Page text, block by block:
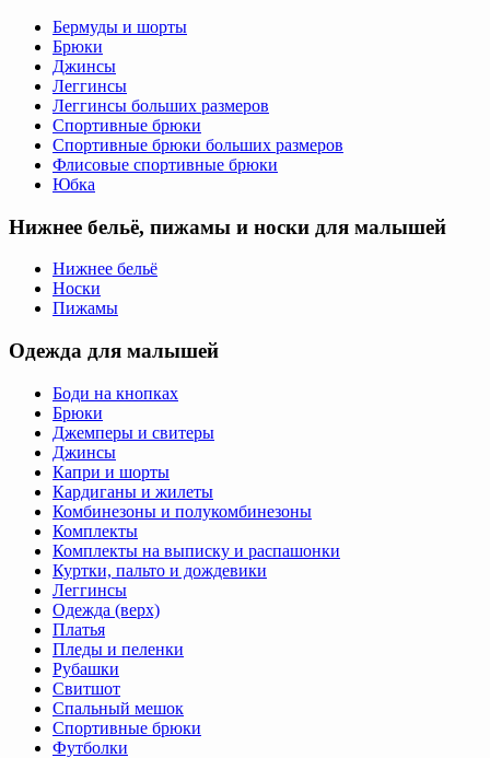
Бермуды и шорты
Брюки
Джинсы
Леггинсы
Леггинсы больших размеров
Спортивные брюки
Спортивные брюки больших размеров
Флисовые спортивные брюки
Юбка
Нижнее бельё, пижамы и носки для малышей
Нижнее бельё
Носки
Пижамы
Одежда для малышей
Боди на кнопках
Брюки
Джемперы и свитеры
Джинсы
Капри и шорты
Кардиганы и жилеты
Комбинезоны и полукомбинезоны
Комплекты
Комплекты на выписку и распашонки
Куртки, пальто и дождевики
Леггинсы
Одежда (верх)
Платья
Пледы и пеленки
Рубашки
Свитшот
Спальный мешок
Спортивные брюки
Футболки